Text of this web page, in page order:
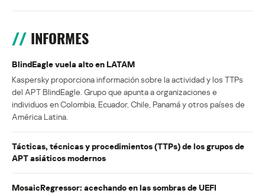
INFORMES
BlindEagle vuela alto en LATAM
Kaspersky proporciona información sobre la actividad y los TTPs
del APT BlindEagle. Grupo que apunta a organizaciones e
individuos en Colombia, Ecuador, Chile, Panamá y otros países de
América Latina.
Tácticas, técnicas y procedimientos (TTPs) de los grupos de
APT asiáticos modernos
MosaicRegressor: acechando en las sombras de UEFI